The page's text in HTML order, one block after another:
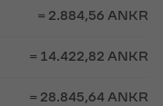
= 2.884,56 ANKR
= 14.422,82 ANKR
= 28.845,64 ANKR